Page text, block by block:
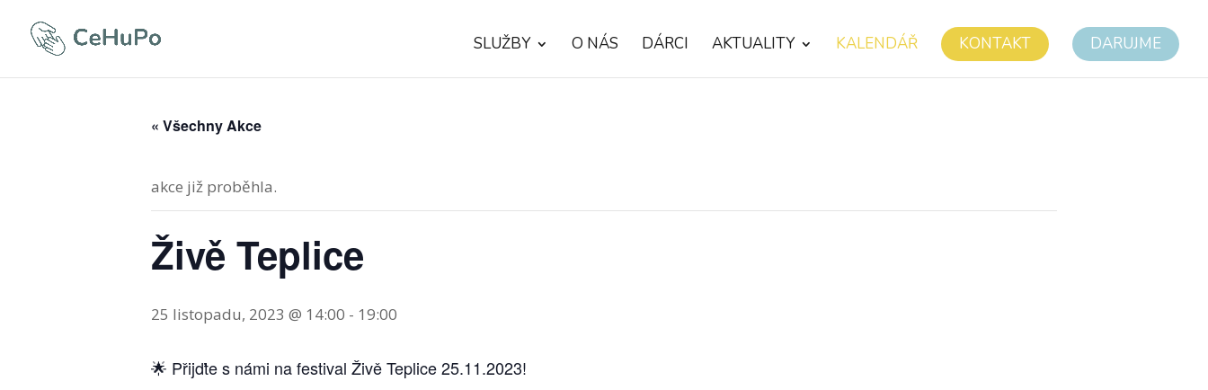
SLUŽBY O NÁS DÁRCI AKTUALITY KALENDÁŘ KONTAKT DARUJME
« Všechny Akce
akce již proběhla.
Živě Teplice
25 listopadu, 2023 @ 14:00 - 19:00
🌟 Přijďte s námi na festival Živě Teplice 25.11.2023!